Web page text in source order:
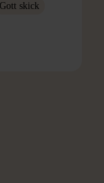
Gott skick